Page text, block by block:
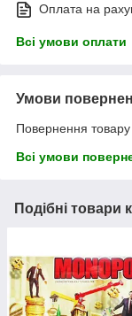
Оплата на
Всі умови оплати
Умови
Повернення
Всі умови
Подібні товари